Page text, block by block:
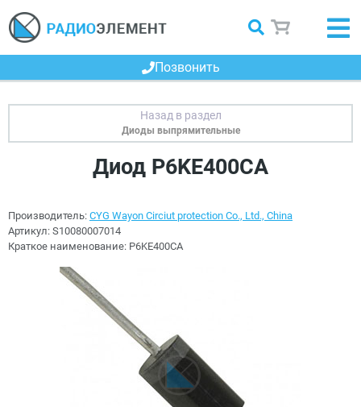
Позвонить
Диоды выпрямительные
Диод P6KE400CA
Производитель: CYG Wayon Circiut protection Co., Ltd., China
Артикул: S10080007014
Краткое наименование: P6KE400CA